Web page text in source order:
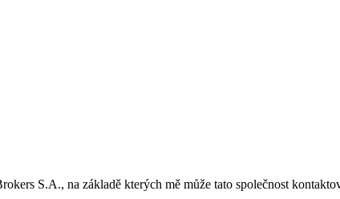
S.A., na základě kterých mě může tato společnost